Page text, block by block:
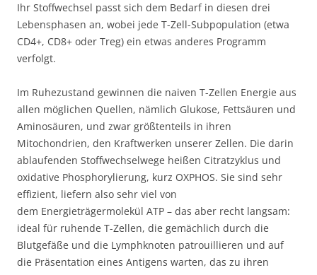
Ihr Stoffwechsel passt sich dem Bedarf in diesen drei
Lebensphasen an, wobei jede T-Zell-Subpopulation (etwa
CD4+, CD8+ oder Treg) ein etwas anderes Programm
verfolgt.
Im Ruhezustand gewinnen die naiven T-Zellen Energie aus
allen möglichen Quellen, nämlich Glukose, Fettsäuren und
Aminosäuren, und zwar größtenteils in ihren
Mitochondrien, den Kraftwerken unserer Zellen. Die darin
ablaufenden Stoffwechselwege heißen Citratzyklus und
oxidative Phosphorylierung, kurz OXPHOS. Sie sind sehr
effizient, liefern also sehr viel von
dem Energieträgermolekül ATP – das aber recht langsam:
ideal für ruhende T-Zellen, die gemächlich durch die
Blutgefäße und die Lymphknoten patrouillieren und auf
die Präsentation eines Antigens warten, das zu ihren